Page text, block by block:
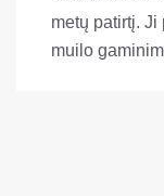
metų patirtį.
muilo